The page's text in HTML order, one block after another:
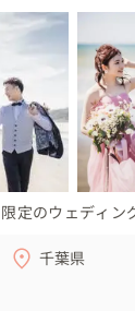
定のウェディン
千葉県